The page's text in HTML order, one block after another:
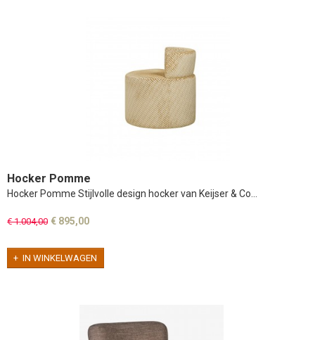
Hocker Pomme
Hocker Pomme Stijlvolle design hocker van Keijser & Co…
€ 1.004,00 € 895,00
IN WINKELWAGEN